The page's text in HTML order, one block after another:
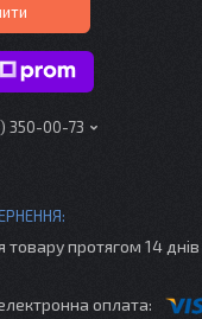
350-00-73
товару протягом 14 днів